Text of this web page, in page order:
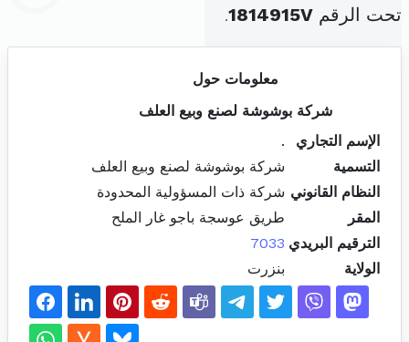
تحت الرقم 1814915V
.
معلومات حول
شركة بوشوشة لصنع وبيع العلف
الإسم التجاري
.
التسمية
شركة بوشوشة لصنع وبيع العلف
النظام القانوني شركة ذات المسؤولية المحدودة
المقر
طريق عوسجة باجو غار الملح
الترقيم البريدي 7033
الولاية
بنزرت